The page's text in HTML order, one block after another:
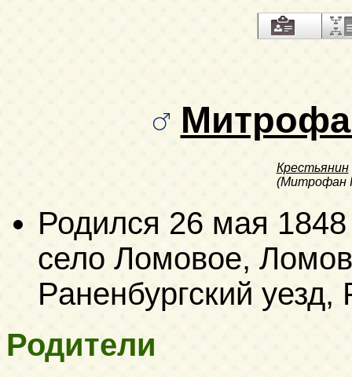
Крестьянин
(Митрофан
Родился 26 мая
село Ломовое,
Раненбургский уезд,
Родители